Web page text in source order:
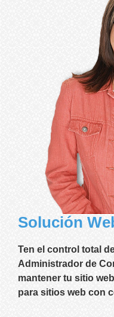
Solución
Ten el control total
Administrador de
mantener tu sitio
para sitios web con